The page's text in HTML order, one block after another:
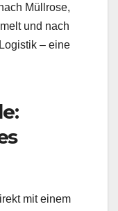
Müllrose,
und nach
– eine
mit einem